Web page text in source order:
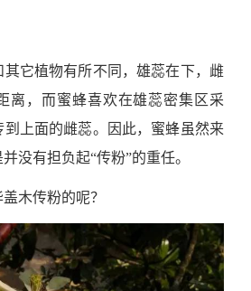
它植物有所不同，雄蕊在下，雌
离，而蜜蜂喜欢在雄蕊密集区采
上面的雌蕊。因此，蜜蜂虽然来
没有担负起“传粉”的重任。
木传粉的呢？